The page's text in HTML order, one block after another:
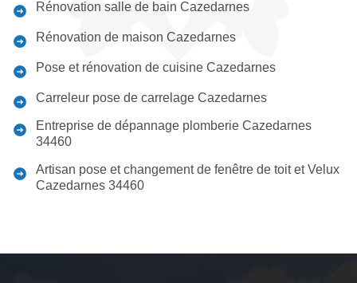
Rénovation salle de bain Cazedarnes
Rénovation de maison Cazedarnes
Pose et rénovation de cuisine Cazedarnes
Carreleur pose de carrelage Cazedarnes
Entreprise de dépannage plomberie Cazedarnes
34460
Artisan pose et changement de fenêtre de toit et Velux
Cazedarnes 34460